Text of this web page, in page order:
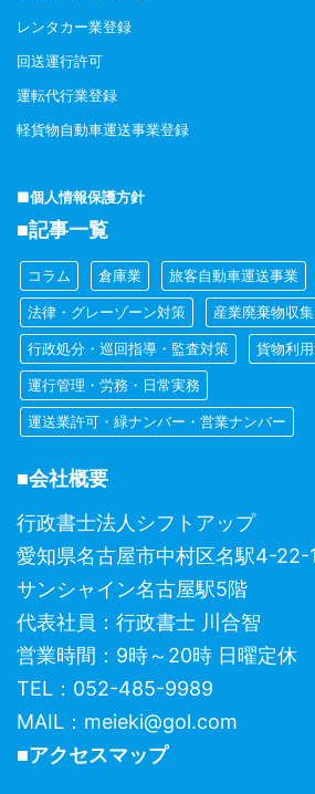
レンタカー業登録
回送運行許可
運転代行業登録
軽貨物自動車運送事業登録
■個人情報保護方針
■記事一覧
コラム 倉庫業 旅客自動車運送事業
法律・グレーゾーン対策 産業廃棄物収集
行政処分・巡回指導・監査対策 貨物利
運行管理・労務・日常実務
運送業許可・緑ナンバー・営業ナンバー
■会社概要
行政書士法人シフトアップ
愛知県名古屋市中村区名駅4-22-1
サンシャイン名古屋駅5階
代表社員：行政書士 川合智
営業時間：9時～20時 日曜定休
TEL：052-485-9989
MAIL：meieki@gol.com
■アクセスマップ